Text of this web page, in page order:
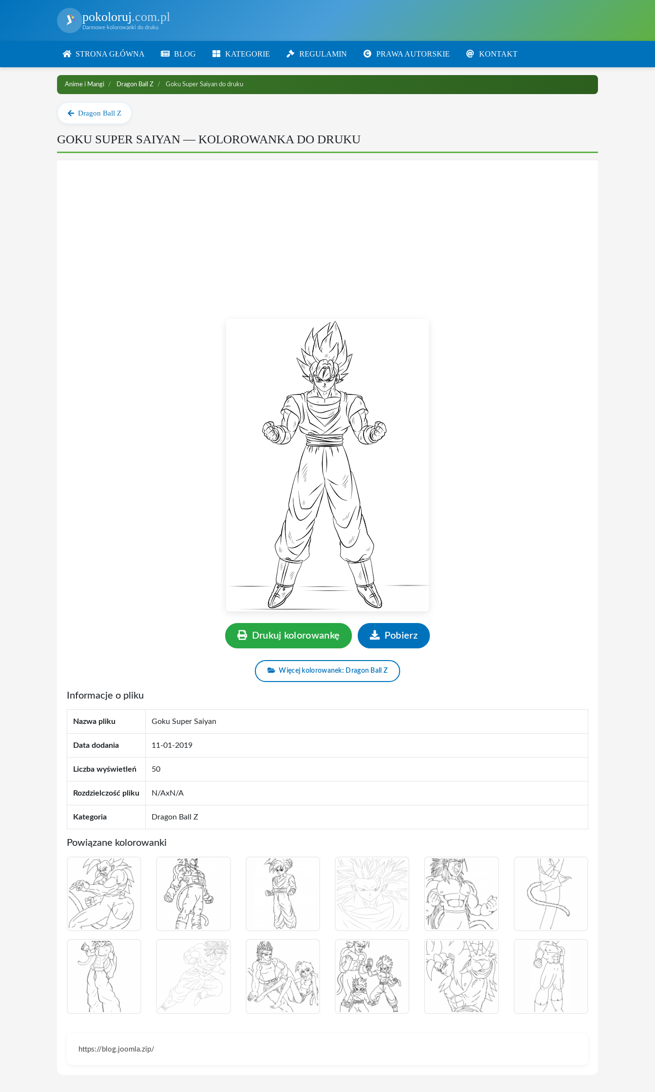
pokoloruj.com.pl
Darmowe kolorowanki do druku
STRONA GŁÓWNA BLOG KATEGORIE REGULAMIN PRAWA AUTORSKIE KONTAKT
Anime i Mangi Dragon Ball Z Goku Super Saiyan do druku
Dragon Ball Z
GOKU SUPER SAIYAN — KOLOROWANKA DO DRUKU
Drukuj kolorowankę Pobierz
Więcej kolorowanek: Dragon Ball Z
Informacje o pliku
Nazwa pliku Goku Super Saiyan
Data dodania 11-01-2019
Liczba wyświetleń 50
Rozdzielczość pliku N/AxN/A
Kategoria Dragon Ball Z
Powiązane kolorowanki
https://blog.joomla.zip/